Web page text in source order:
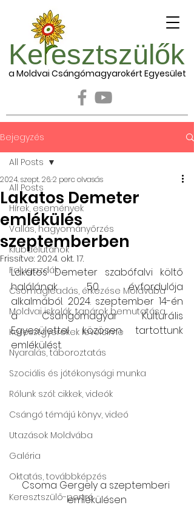
Ke esztszülők
a Moldvai Csángómagyarokért Egyesület
Bejegyzés
All Posts
Hírek, események
Vallás, hagyományőrzés
Klubdélutánok
Falugazdák
Csomagleadás, érkezése Moldvába
Moldvai iskolák, tanárok bemutatása
Keresztgyerekek levélcíme
Nyaralás, táboroztatás
Szociális és jótékonysági munka
Rólunk szól: cikkek, videók
Csángó témájú könyv, videó
Utazások Moldvába
Galéria
Oktatás, továbbképzés
Keresztszülő-portré
All Posts
Lakatos Demeter
emlékülés
szeptemberben
2024. szept. 26.2 perc olvasás
Frissítve: 2024. okt. 17.
Lakatos Demeter szabófalvi költő
halálának 50. évfordulója
alkalmából. 2024. szeptember 14-én
a Csángómagyar Kulturális
Egyesülettel közösen tartottunk
emlékülést.
Csoma Gergely a szeptemberi
emlékülésen